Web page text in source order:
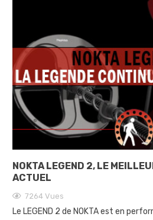
NOKTA LEGEND 2, LE
ACTUEL
7264 Vues
Le LEGEND 2 de NOKTA est en